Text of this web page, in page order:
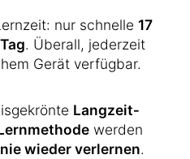
nur schnelle 17
. Überall, jederzeit
Gerät verfügbar.
Langzeit­
werden
nie wieder verlernen.